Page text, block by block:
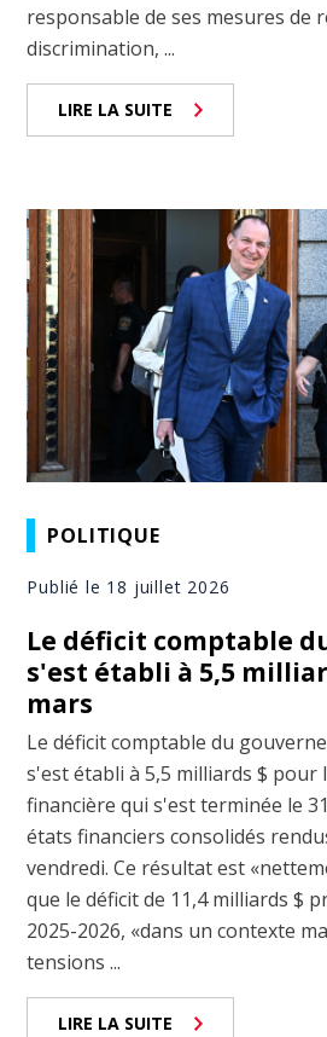
responsable de ses mesures de
discrimination, ...
LIRE LA SUITE
POLITIQUE
Publié le 18 juillet 2026
Le déficit comptable
s'est établi à 5,5
mars
Le déficit comptable du
s'est établi à 5,5 milliards $ pour
financière qui s'est terminée le
états financiers consolidés
vendredi. Ce résultat est
que le déficit de 11,4 milliards $
2025-2026, «dans un contexte
tensions ...
LIRE LA SUITE